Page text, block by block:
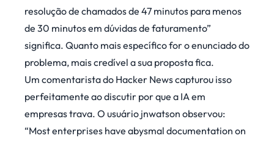
resolução de chamados de 47 minutos para menos
de 30 minutos em dúvidas de faturamento”
significa. Quanto mais específico for o enunciado do
problema, mais credível a sua proposta fica.
Um comentarista do Hacker News capturou isso
perfeitamente ao discutir por que a IA em
empresas trava. O usuário jnwatson observou:
“Most enterprises have abysmal documentation on